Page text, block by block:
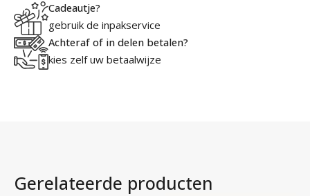
40ml
Body
Cream
aantal
Cadeautje?
gebruik de inpakservice
Achteraf of in delen betalen?
kies zelf uw betaalwijze
Gerelateerde producten